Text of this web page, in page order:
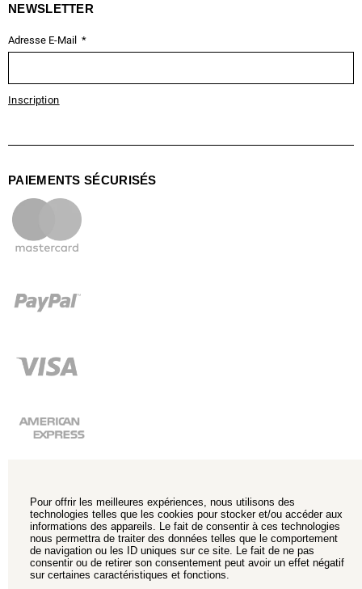
NEWSLETTER
Adresse E-Mail
Inscription
PAIEMENTS SÉCURISÉS
Pour offrir les meilleures expériences, nous utilisons des
technologies telles que les cookies pour stocker et/ou accéder aux
informations des appareils. Le fait de consentir à ces technologies
nous permettra de traiter des données telles que le comportement
de navigation ou les ID uniques sur ce site. Le fait de ne pas
consentir ou de retirer son consentement peut avoir un effet négatif
sur certaines caractéristiques et fonctions.